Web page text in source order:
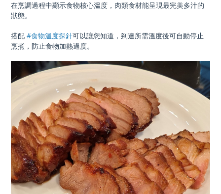
在烹調過程中顯示食物核心溫度，肉類食材能呈現最完美多汁的
狀態。
搭配 #食物溫度探針可以讓您知道，到達所需溫度後可自動停止
烹煮，防止食物加熱過度。